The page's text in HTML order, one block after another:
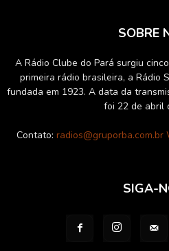
SOBRE
A Rádio Clube do Pará surgiu
primeira rádio brasileira, a Rádio
fundada em 1923. A data da
foi 22 de abril
Contato:
SIGA-